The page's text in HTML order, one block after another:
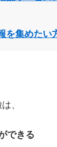
を集めたい
、
できる